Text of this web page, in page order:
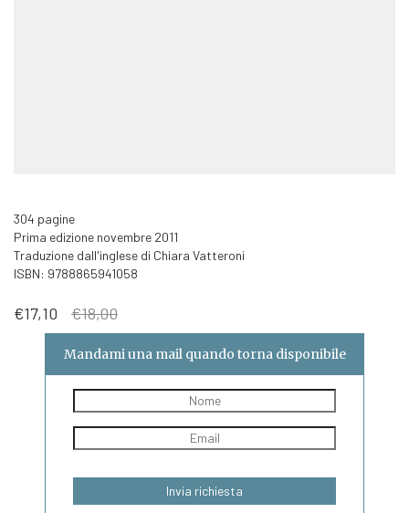
304 pagine
Prima edizione novembre 2011
Traduzione dall'inglese di Chiara Vatteroni
ISBN: 9788865941058
€18,00Il
prezzo
originale
era:
€18,00.
€17,10
Il
prezzo
attuale
è:
€17,10.
Mandami una mail quando torna disponibile